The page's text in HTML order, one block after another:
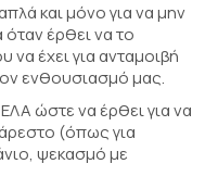
και μόνο για να μην
έρθει να το
έχει για ανταμοιβή
ενθουσιασμό μας.
ώστε να έρθει για να
(όπως για
ψεκασμό με